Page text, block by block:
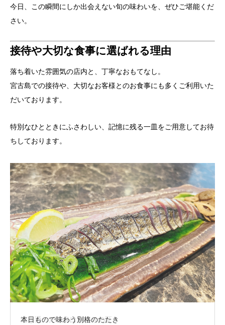
今日、この瞬間にしか出会えない旬の味わいを、ぜひご堪能くだ
さい。
接待や大切な食事に選ばれる理由
落ち着いた雰囲気の店内と、丁寧なおもてなし。
宮古島での接待や、大切なお客様とのお食事にも多くご利用いた
だいております。
特別なひとときにふさわしい、記憶に残る一皿をご用意してお待
ちしております。
本日もので味わう別格のたたき